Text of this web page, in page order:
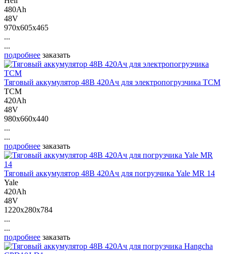
480Ah
48V
970x605x465
...
...
подробнее заказать
Тяговый аккумулятор 48В 420Ач для электропогрузчика ТСМ
ТСМ
420Ah
48V
980x660x440
...
...
подробнее заказать
Тяговый аккумулятор 48В 420Ач для погрузчика Yale MR 14
Yale
420Ah
48V
1220x280x784
...
...
подробнее заказать